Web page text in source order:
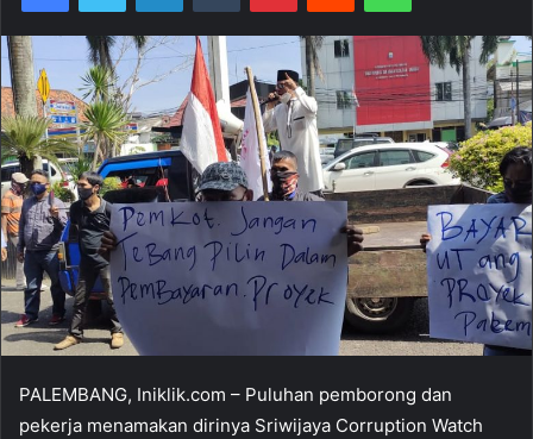
PALEMBANG, Iniklik.com – Puluhan pemborong dan
pekerja menamakan dirinya Sriwijaya Corruption Watch